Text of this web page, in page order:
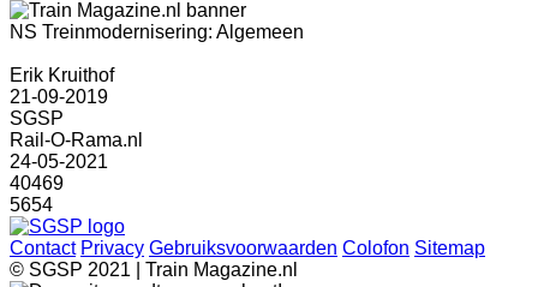
NS Treinmodernisering: Algemeen
Erik Kruithof
21-09-2019
SGSP
Rail-O-Rama.nl
24-05-2021
40469
5654
Contact Privacy Gebruiksvoorwaarden Colofon Sitemap
© SGSP 2021 | Train Magazine.nl